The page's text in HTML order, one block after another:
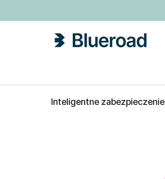
Inteligentne zabezpieczenie